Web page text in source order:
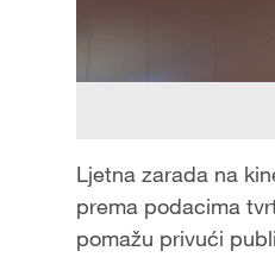
Ljetna zarada na
prema podacima
pomažu privući